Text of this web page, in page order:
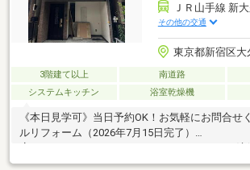
ＪＲ山手線 新
その他の交通
東京都新宿区大
3階建て以上 南道路
システムキッチン
浴室乾燥機
《本日見学可》当日予約OK！お気軽にお問合
ルリフォーム（2026年7月15日完了）
┗━━━━━━━━━━━━━━━━━━━〈新規交
ン・浴室・洗面・トイレ等▼ 物件おすすめ